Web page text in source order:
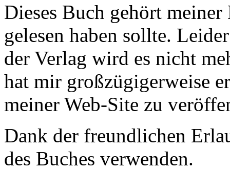
Dieses Buch gehört
gelesen haben sollte.
der Verlag wird es nicht
hat mir großzügigerweise
meiner Web-Site zu
Dank der freundlichen
des Buches verwenden.